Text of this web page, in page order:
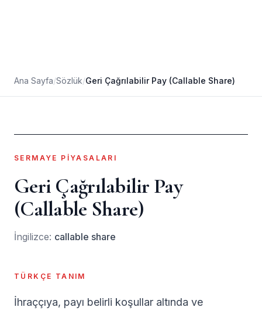
Ana Sayfa/Sözlük/Geri Çağrılabilir Pay (Callable Share)
SERMAYE PIYASALARI
Geri Çağrılabilir Pay
(Callable Share)
İngilizce: callable share
TÜRKÇE TANIM
İhraççıya, payı belirli koşullar altında ve